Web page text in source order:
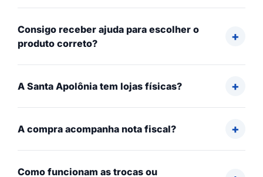
Consigo receber ajuda para escolher o
produto correto?
A Santa Apolônia tem lojas físicas?
A compra acompanha nota fiscal?
Como funcionam as trocas ou